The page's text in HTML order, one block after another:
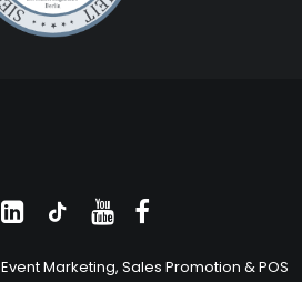
Event Marketing, Sales Promotion &POS